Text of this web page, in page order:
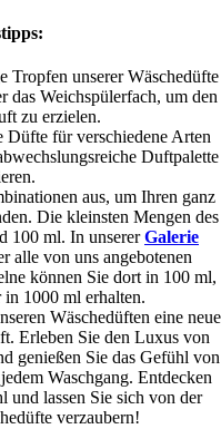
Tropfen unserer Wäschedüfte
das Weichspülerfach, um den
zu erzielen.
Düfte für verschiedene Arten
Duftpalette
aus, um Ihren ganz
Die kleinsten Mengen des
100 ml. In unsererGalerie
alle von uns angebotenen
können Sie dort in 100 ml,
1000 ml erhalten.
Wäschedüften eine neue
Erleben Sie den Luxus von
genießen Sie das Gefühl von
Waschgang. Entdecken
und lassen Sie sich von der
verzaubern!